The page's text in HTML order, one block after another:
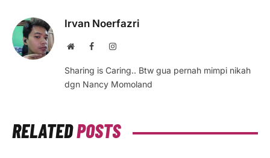
Irvan Noerfazri
WebsiteFacebookInstagram
Sharing is Caring.. Btw gua pernah mimpi nikah
dgn Nancy Momoland
RELATEDPOSTS